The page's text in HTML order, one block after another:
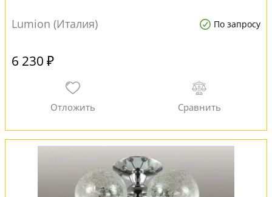
Lumion (Италия) По запросу
6 230 ₽